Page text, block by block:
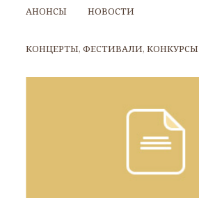
АНОНСЫ НОВОСТИ
КОНЦЕРТЫ, ФЕСТИВАЛИ, КОНКУРСЫ